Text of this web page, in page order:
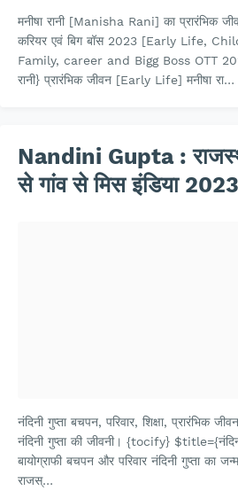
मनीषा रानी [Manisha Rani] का प्रारंभिक
करियर एवं बिग बॉस 2023 [Early Life,
Family, career and Bigg Boss OTT
रानी} प्रारंभिक जीवन [Early Life] मनीषा रा…
Nandini Gupta :
से गांव से मिस इंडिया
नंदिनी गुप्ता बचपन, परिवार, शिक्षा, प्रारंभिक
नंदिनी गुप्ता की जीवनी। {tocify} $title={नंदिनी गुप्ता} नंदिनी गुप्ता की
बायोग्राफी बचपन और परिवार नंदिनी गुप्ता का जन्म 12 सितंबर 2003 को कोटा,
राजस्…